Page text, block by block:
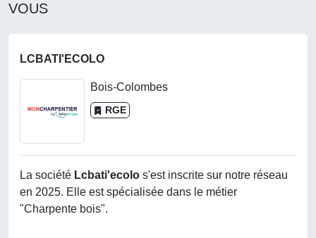
VOUS
LCBATI'ECOLO
Bois-Colombes
RGE
La société Lcbati'ecolo s'est inscrite sur notre réseau
en 2025. Elle est spécialisée dans le métier
"Charpente bois".